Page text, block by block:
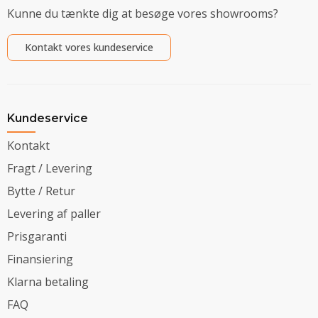
Kunne du tænkte dig at besøge vores showrooms?
Kontakt vores kundeservice
Kundeservice
Kontakt
Fragt / Levering
Bytte / Retur
Levering af paller
Prisgaranti
Finansiering
Klarna betaling
FAQ